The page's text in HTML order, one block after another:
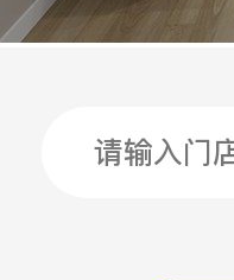
邮箱
留言